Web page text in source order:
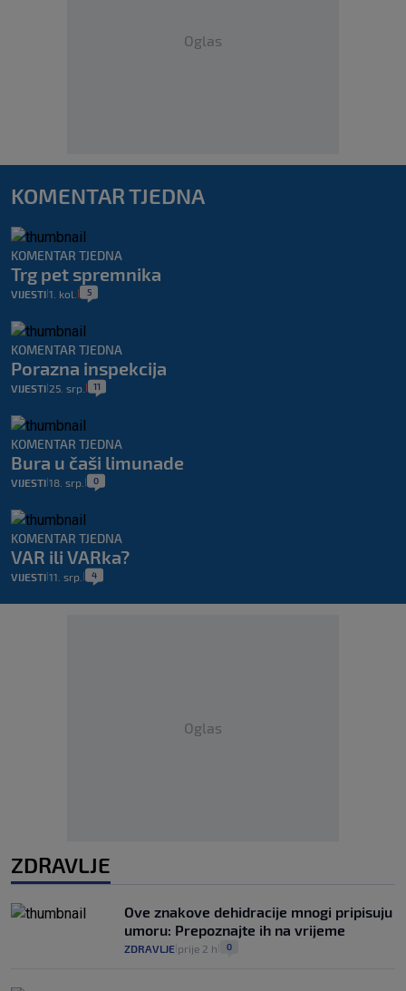
Oglas
KOMENTAR TJEDNA
KOMENTAR TJEDNA
Trg pet spremnika
VIJESTI 1. kol. 5
KOMENTAR TJEDNA
Porazna inspekcija
VIJESTI 25. srp. 11
KOMENTAR TJEDNA
Bura u čaši limunade
VIJESTI 18. srp. 0
KOMENTAR TJEDNA
VAR ili VARka?
VIJESTI 11. srp. 4
Oglas
ZDRAVLJE
Ove znakove dehidracije mnogi pripisuju
umoru: Prepoznajte ih na vrijeme
ZDRAVLJE prije 2 h 0